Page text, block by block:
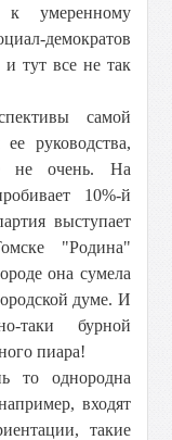
к умеренному
демократов
тут все не так
самой
руководства,
не очень. На
10%-й
выступает
"Родина"
она сумела
думе. И
таки бурной
пиара!
то однородна
входят
такие